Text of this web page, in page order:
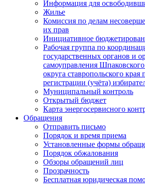
Информация для
Жилье
Комиссия по делам
их прав
Инициативное
Рабочая группа по
государственных органов и
самоуправления
округа ставропольского
регистрации (учёта)
Муниципальный контроль
Открытый бюджет
Карта энергосервисного
Обращения
Отправить письмо
Порядок и время приема
Установленные формы
Порядок обжалования
Обзоры обращений лиц
Прозрачность
Бесплатная юридическая